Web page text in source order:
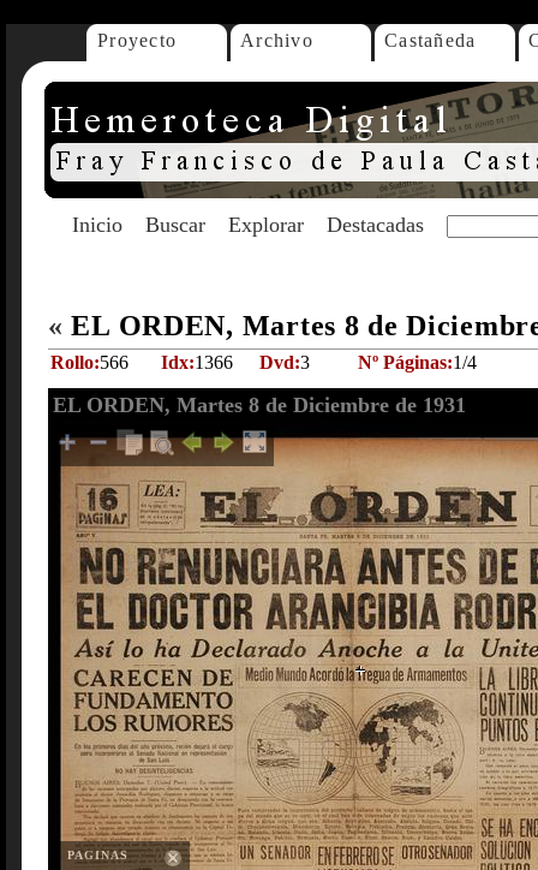
Proyecto Archivo Castañeda
Inicio Buscar Explorar Destacadas
« EL ORDEN, Martes 8 de
Rollo:566 Idx:1366 Dvd:3 Nº Páginas:1/4
EL ORDEN, Martes 8 de Diciembre de 1931
PAGINAS